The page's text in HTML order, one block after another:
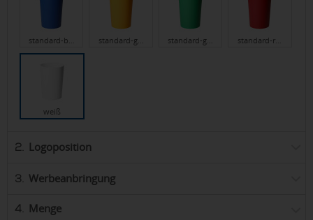
standard-b… standard-g… standard-g… standard-r…
weiß
2. Logoposition
3. Werbeanbringung
4. Menge